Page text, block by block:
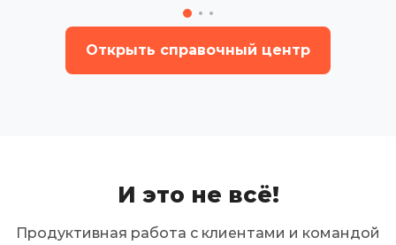
Открыть справочный центр
И это не всё!
Продуктивная работа с клиентами и командой